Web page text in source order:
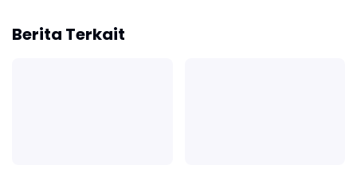
Berita Terkait